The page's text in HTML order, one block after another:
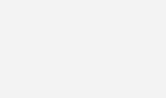
vs. Einzelaufhängungen
und Arbeitszeit
mit